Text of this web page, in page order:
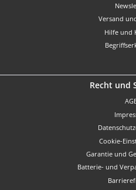
Versand
Hilfe und
Recht und
Cookie-
Garantie und
Batterie- und